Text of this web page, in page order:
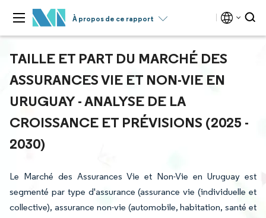
À propos de ce rapport
TAILLE ET PART DU MARCHÉ DES
ASSURANCES VIE ET NON-VIE EN
URUGUAY - ANALYSE DE LA
CROISSANCE ET PRÉVISIONS (2025 -
2030)
Le Marché des Assurances Vie et Non-Vie en Uruguay est
segmenté par type d'assurance (assurance vie (individuelle et
collective), assurance non-vie (automobile, habitation, santé et